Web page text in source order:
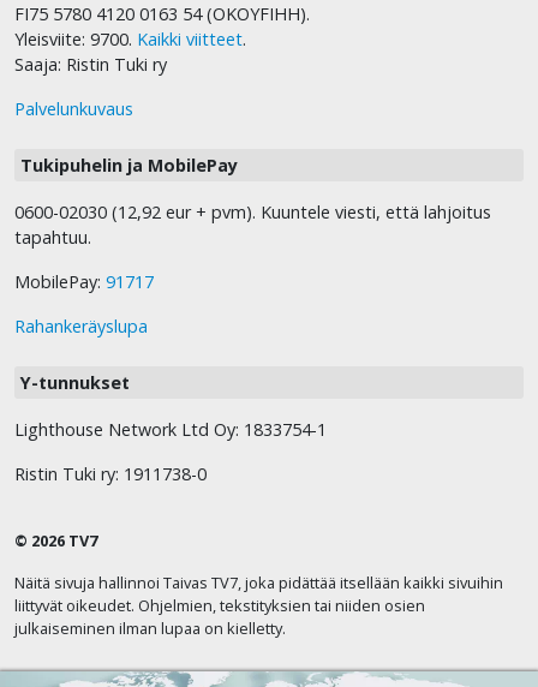
FI75 5780 4120 0163 54 (OKOYFIHH).
Yleisviite: 9700. Kaikki viitteet.
Saaja: Ristin Tuki ry
Palvelunkuvaus
Tukipuhelin ja MobilePay
0600-02030 (12,92 eur + pvm). Kuuntele viesti, että lahjoitus
tapahtuu.
MobilePay: 91717
Rahankeräyslupa
Y-tunnukset
Lighthouse Network Ltd Oy: 1833754-1
Ristin Tuki ry: 1911738-0
© 2026 TV7
Näitä sivuja hallinnoi Taivas TV7, joka pidättää itsellään kaikki sivuihin
liittyvät oikeudet. Ohjelmien, tekstityksien tai niiden osien
julkaiseminen ilman lupaa on kielletty.